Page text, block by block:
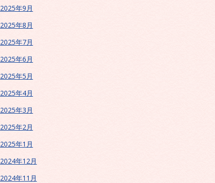
2025年9月
2025年8月
2025年7月
2025年6月
2025年5月
2025年4月
2025年3月
2025年2月
2025年1月
2024年12月
2024年11月